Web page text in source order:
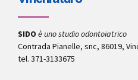
Vinchiaturo
SIDO
è uno studio odontoiatrico
Contrada Pianelle, snc, 86019,